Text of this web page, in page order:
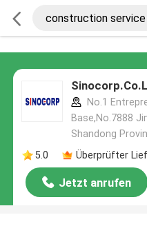
No.1
Base,No.7888
Shandong
5.0
Überprüfter
Jetzt anrufen